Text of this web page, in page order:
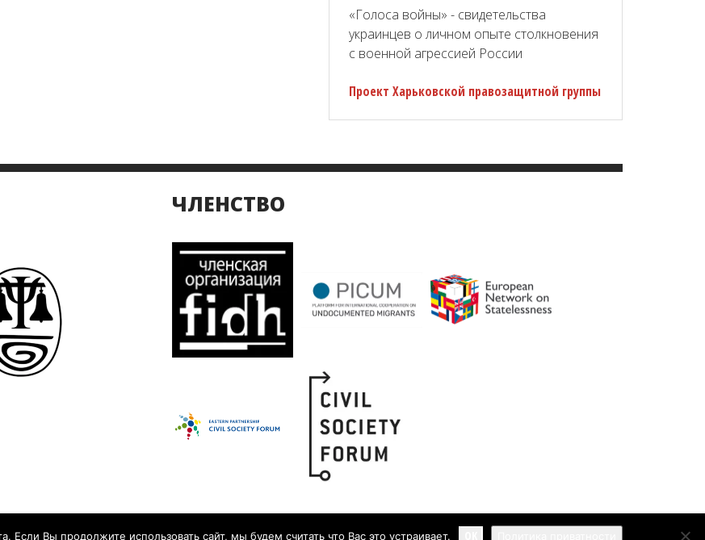
«Голоса войны» - свидетельства
украинцев о личном опыте столкновения
с военной агрессией России
Проект Харьковской правозащитной группы
ЧЛЕНСТВО
Вы продолжите использовать сайт, мы будем считать что Вас это устраивает.